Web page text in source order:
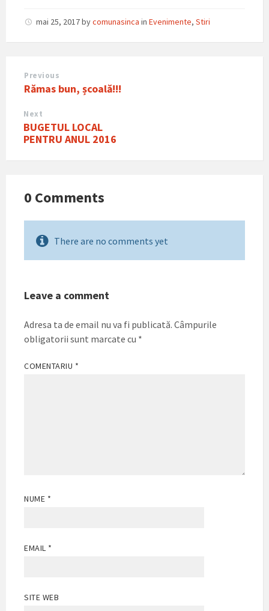
mai 25, 2017bycomunasinca in Evenimente, Stiri
Previous
Rămas bun, școală!!!
Next
BUGETUL LOCAL
PENTRU ANUL 2016
0 Comments
There are no comments yet
Leave a comment
Adresa ta de email nu va fi publicată. Câmpurile
obligatorii sunt marcate cu *
COMENTARIU *
NUME *
EMAIL *
SITE WEB